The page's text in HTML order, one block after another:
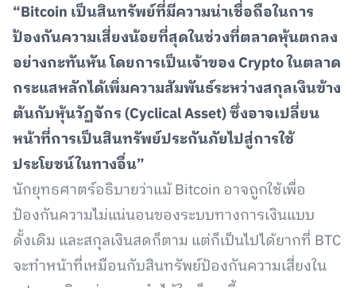
“Bitcoin เป็นสินทรัพย์ที่มีความน่าเชื่อถือในการ
ป้องกันความเสี่ยงน้อยที่สุดในช่วงที่ตลาดหุ้นตกลง
อย่างกะทันหัน โดยการเป็นเจ้าของ Crypto ในตลาด
กระแสหลักได้เพิ่มความสัมพันธ์ระหว่างสกุลเงินข้าง
ต้นกับหุ้นวัฏจักร (Cyclical Asset) ซึ่งอาจเปลี่ยน
หน้าที่การเป็นสินทรัพย์ประกันภัยไปสู่การใช้
ประโยชน์ในทางอื่น”
นักยุทธศาตร์อธิบายว่าแม้ Bitcoin อาจถูกใช้เพื่อ
ป้องกันความไม่แน่นอนของระบบทางการเงินแบบ
ดั้งเดิม และสกุลเงินสดก็ตาม แต่ก็เป็นไปได้ยากที่ BTC
จะทำหน้าที่เหมือนกับสินทรัพย์ป้องกันความเสี่ยงใน